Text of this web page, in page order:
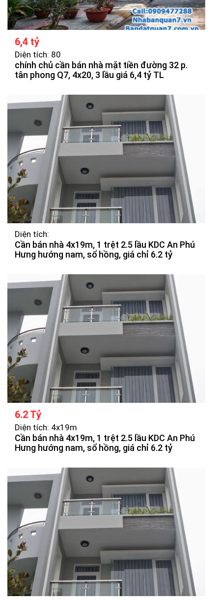
6,4 tỷ
Diện tích: 80
chính chủ cần bán nhà mặt tiền đường 32 p.
tân phong Q7, 4x20, 3 lầu giá 6,4 tỷ TL
Diện tích:
Cần bán nhà 4x19m, 1 trệt 2.5 lầu KDC An Phú
Hưng hướng nam, sổ hồng, giá chỉ 6.2 tỷ
6.2 Tỷ
Diện tích: 4x19m
Cần bán nhà 4x19m, 1 trệt 2.5 lầu KDC An Phú
Hưng hướng nam, sổ hồng, giá chỉ 6.2 tỷ